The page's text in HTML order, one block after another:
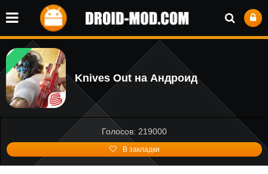
Knives Out на Андроид
Голосов: 219000
В закладки